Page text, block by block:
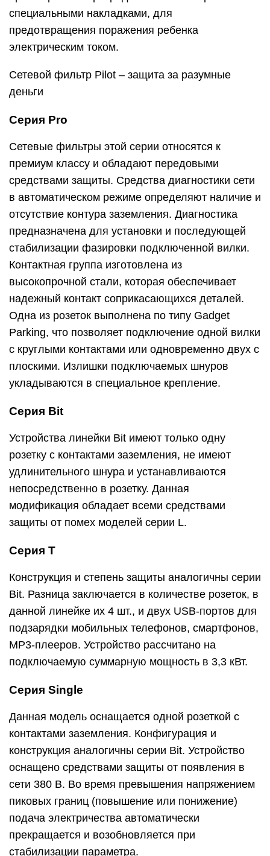
специальными накладками, для
предотвращения поражения ребенка
электрическим током.
Сетевой фильтр Pilot – защита за разумные
деньги
Серия Pro
Сетевые фильтры этой серии относятся к
премиум классу и обладают передовыми
средствами защиты. Средства диагностики сети
в автоматическом режиме определяют наличие и
отсутствие контура заземления. Диагностика
предназначена для установки и последующей
стабилизации фазировки подключенной вилки.
Контактная группа изготовлена из
высокопрочной стали, которая обеспечивает
надежный контакт соприкасающихся деталей.
Одна из розеток выполнена по типу Gadget
Parking, что позволяет подключение одной вилки
с круглыми контактами или одновременно двух с
плоскими. Излишки подключаемых шнуров
укладываются в специальное крепление.
Серия Bit
Устройства линейки Bit имеют только одну
розетку с контактами заземления, не имеют
удлинительного шнура и устанавливаются
непосредственно в розетку. Данная
модификация обладает всеми средствами
защиты от помех моделей серии L.
Серия T
Конструкция и степень защиты аналогичны серии
Bit. Разница заключается в количестве розеток, в
данной линейке их 4 шт., и двух USB-портов для
подзарядки мобильных телефонов, смартфонов,
MP3-плееров. Устройство рассчитано на
подключаемую суммарную мощность в 3,3 кВт.
Серия Single
Данная модель оснащается одной розеткой с
контактами заземления. Конфигурация и
конструкция аналогичны серии Bit. Устройство
оснащено средствами защиты от появления в
сети 380 В. Во время превышения напряжением
пиковых границ (повышение или понижение)
подача электричества автоматически
прекращается и возобновляется при
стабилизации параметра.